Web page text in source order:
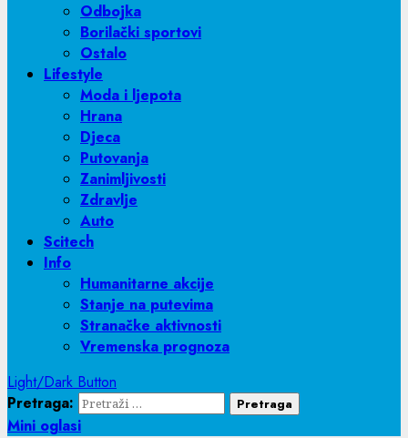
Odbojka
Borilački sportovi
Ostalo
Lifestyle
Moda i ljepota
Hrana
Djeca
Putovanja
Zanimljivosti
Zdravlje
Auto
Scitech
Info
Humanitarne akcije
Stanje na putevima
Stranačke aktivnosti
Vremenska prognoza
Light/Dark Button
Pretraga:
Mini oglasi